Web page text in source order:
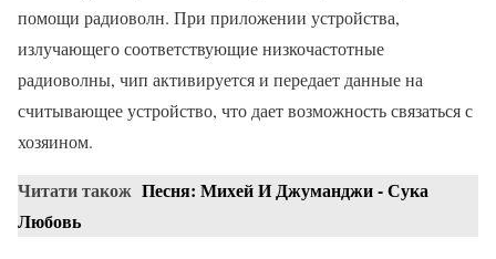
помощи радиоволн. При приложении устройства,
излучающего соответствующие низкочастотные
радиоволны, чип активируется и передает данные на
считывающее устройство, что дает возможность связаться с
хозяином.
Читати також Песня: Михей И Джуманджи - Сука
Любовь